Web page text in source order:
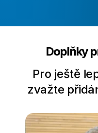
Doplňky
Pro ještě
zvažte